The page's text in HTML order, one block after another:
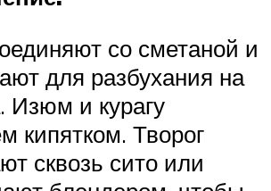
со сметаной и
для разбухания на
Изюм и курагу
кипятком. Творог
сквозь сито или